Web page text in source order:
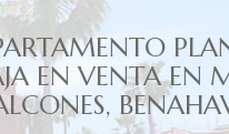
EN VENTA EN